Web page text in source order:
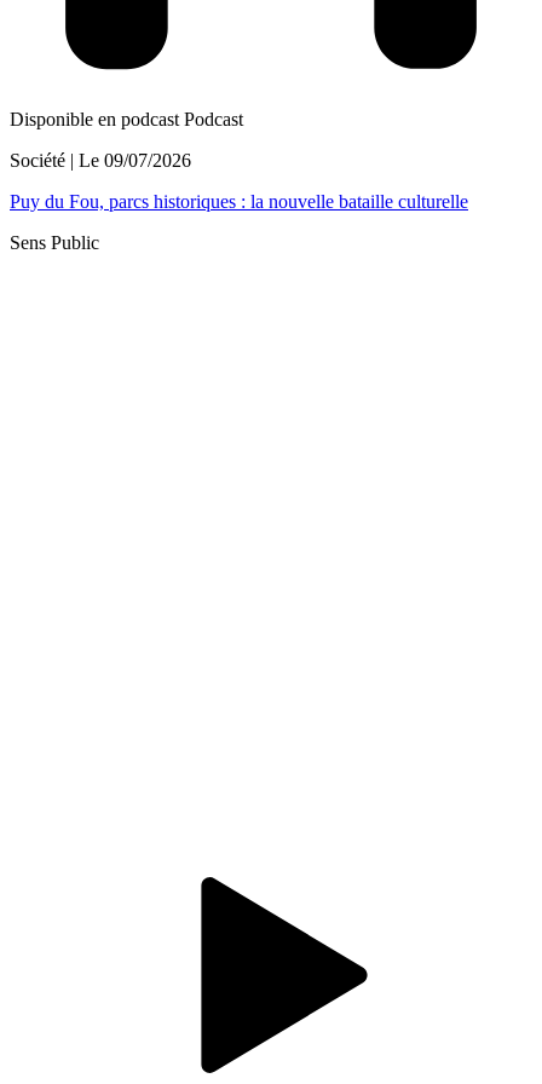
Disponible en podcast Podcast
Société | Le 09/07/2026
Puy du Fou, parcs historiques : la nouvelle bataille culturelle
Sens Public